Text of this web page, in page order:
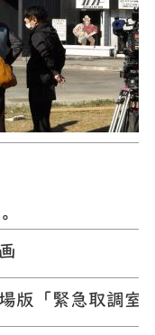
版「緊急取調室